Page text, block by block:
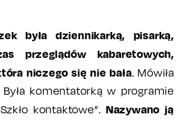
była dziennikarką, pisarką,
przeglądów kabaretowych,
niczego się nie bała. Mówiła
Była komentatorką w programie
kontaktowe”. Nazywano ją